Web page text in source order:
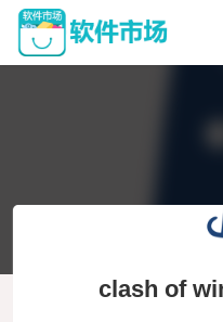
clash of